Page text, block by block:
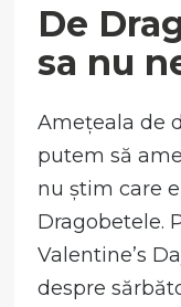
De
sa nu
Amețeala de
putem să
nu știm care
Dragobetele.
Valentine’s
despre